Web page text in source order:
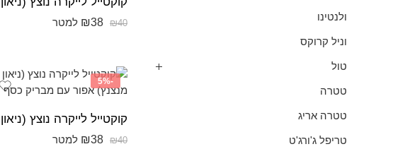
₪40
₪38 למטר
-5%
₪40
₪38 למטר
ולנטינו
וניל קרוקס
טול
טטרה
טטרה אריג
טריפל ג'ורג'ט